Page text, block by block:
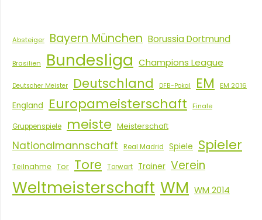
Absteiger Bayern München Borussia Dortmund
Brasilien Bundesliga Champions League
Deutscher Meister Deutschland DFB-Pokal EM EM 2016
England Europameisterschaft Finale
Gruppenspiele meiste Meisterschaft
Nationalmannschaft Real Madrid Spiele Spieler
Teilnahme Tor Tore Torwart Trainer Verein
Weltmeisterschaft WM WM 2014